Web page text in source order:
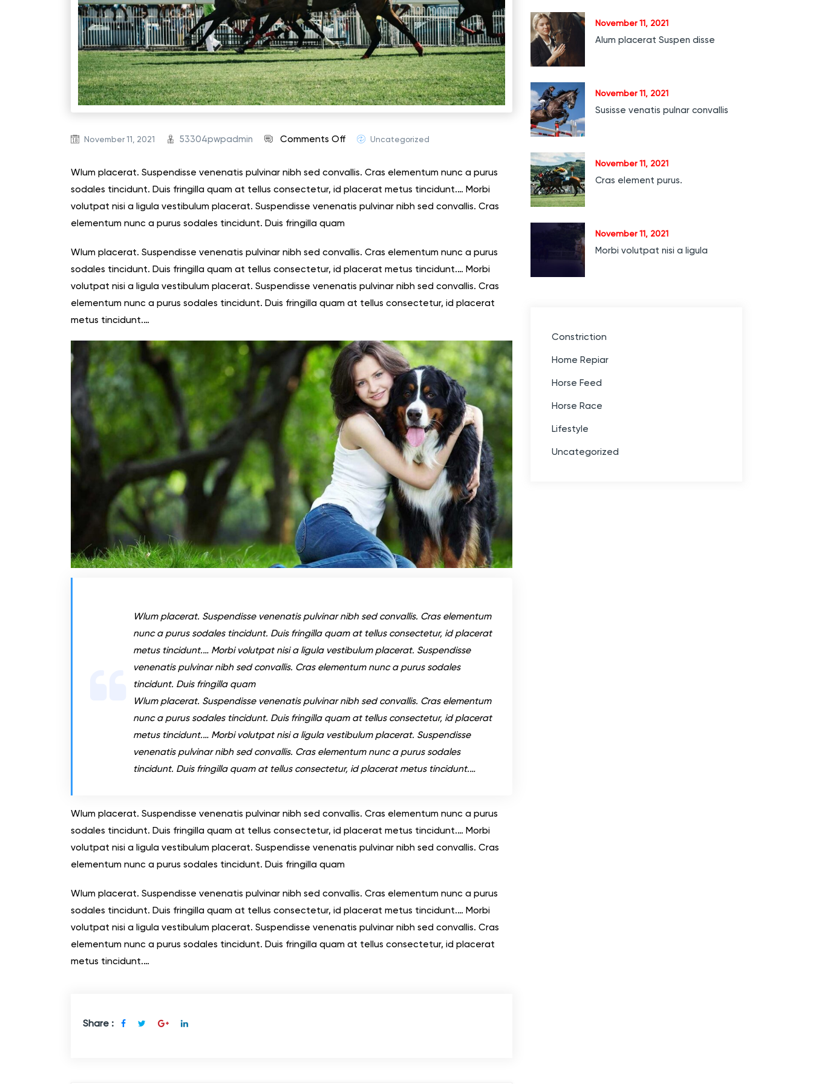
November 11, 2021 53304pwpadmin Comments Off Uncategorized
Wlum placerat. Suspendisse venenatis pulvinar nibh sed convallis. Cras elementum nunc a purus
sodales tincidunt. Duis fringilla quam at tellus consectetur, id placerat metus tincidunt.… Morbi
volutpat nisi a ligula vestibulum placerat. Suspendisse venenatis pulvinar nibh sed convallis. Cras
elementum nunc a purus sodales tincidunt. Duis fringilla quam
Wlum placerat. Suspendisse venenatis pulvinar nibh sed convallis. Cras elementum nunc a purus
sodales tincidunt. Duis fringilla quam at tellus consectetur, id placerat metus tincidunt.… Morbi
volutpat nisi a ligula vestibulum placerat. Suspendisse venenatis pulvinar nibh sed convallis. Cras
elementum nunc a purus sodales tincidunt. Duis fringilla quam at tellus consectetur, id placerat
metus tincidunt.…
Wlum placerat. Suspendisse venenatis pulvinar nibh sed convallis. Cras elementum
nunc a purus sodales tincidunt. Duis fringilla quam at tellus consectetur, id placerat
metus tincidunt.… Morbi volutpat nisi a ligula vestibulum placerat. Suspendisse
venenatis pulvinar nibh sed convallis. Cras elementum nunc a purus sodales
tincidunt. Duis fringilla quam
Wlum placerat. Suspendisse venenatis pulvinar nibh sed convallis. Cras elementum
nunc a purus sodales tincidunt. Duis fringilla quam at tellus consectetur, id placerat
metus tincidunt.… Morbi volutpat nisi a ligula vestibulum placerat. Suspendisse
venenatis pulvinar nibh sed convallis. Cras elementum nunc a purus sodales
tincidunt. Duis fringilla quam at tellus consectetur, id placerat metus tincidunt.…
Wlum placerat. Suspendisse venenatis pulvinar nibh sed convallis. Cras elementum nunc a purus
sodales tincidunt. Duis fringilla quam at tellus consectetur, id placerat metus tincidunt.… Morbi
volutpat nisi a ligula vestibulum placerat. Suspendisse venenatis pulvinar nibh sed convallis. Cras
elementum nunc a purus sodales tincidunt. Duis fringilla quam
Wlum placerat. Suspendisse venenatis pulvinar nibh sed convallis. Cras elementum nunc a purus
sodales tincidunt. Duis fringilla quam at tellus consectetur, id placerat metus tincidunt.… Morbi
volutpat nisi a ligula vestibulum placerat. Suspendisse venenatis pulvinar nibh sed convallis. Cras
elementum nunc a purus sodales tincidunt. Duis fringilla quam at tellus consectetur, id placerat
metus tincidunt.…
Share :
November 11, 2021
Alum placerat Suspen disse
November 11, 2021
Susisse venatis pulnar convallis
November 11, 2021
Cras element purus.
November 11, 2021
Morbi volutpat nisi a ligula
Constriction
Home Repiar
Horse Feed
Horse Race
Lifestyle
Uncategorized